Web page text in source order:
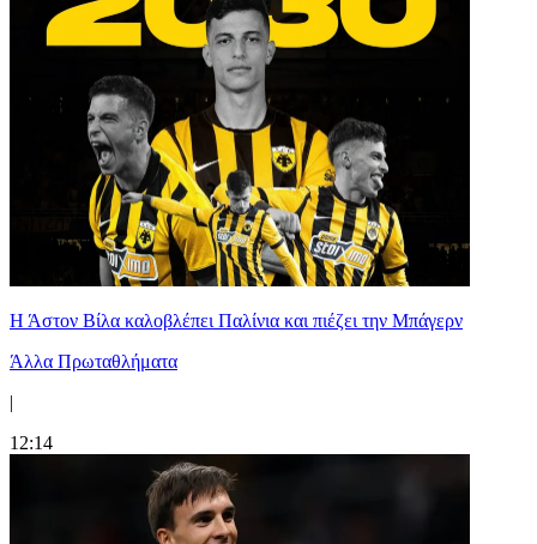
Η Άστον Βίλα καλοβλέπει Παλίνια και πιέζει την Μπάγερν
Άλλα Πρωταθλήματα
|
12:14